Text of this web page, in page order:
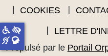
COOKIES
LETTRE
Propulsé par le Portail